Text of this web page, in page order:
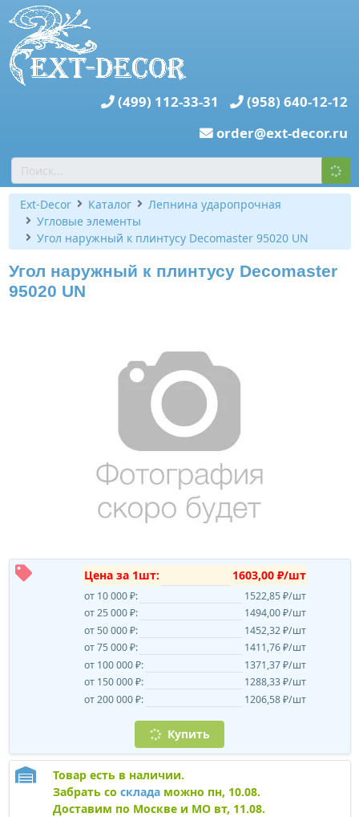
(499) 112-33-31
(958) 640-12-12
order@ext-decor.ru
Ext-Decor Каталог
Лепнина ударопрочная
Угловые элементы
Угол наружный к плинтусу Decomaster 95020 UN
Угол наружный к плинтусу Decomaster
95020 UN
Цена за 1шт: 1603,00 ₽/шт
от 10 000 ₽:
1522,85 ₽/шт
от 25 000 ₽:
1494,00 ₽/шт
от 50 000 ₽:
1452,32 ₽/шт
от 75 000 ₽:
1411,76 ₽/шт
от 100 000 ₽:
1371,37 ₽/шт
от 150 000 ₽:
1288,33 ₽/шт
от 200 000 ₽:
1206,58 ₽/шт
Купить
Товар есть в наличии.
Забрать со складаможно пн, 10.08.
Доставим по Москве и МО вт, 11.08.